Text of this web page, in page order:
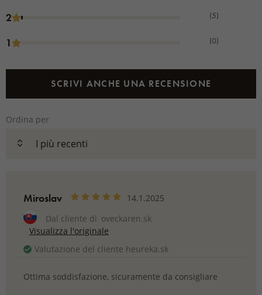
2 (5)
1 (0)
SCRIVI ANCHE UNA RECENSIONE
Ordina per
Miroslav
14.1.2025
Dal cliente di oveckaren.sk
Visualizza l'originale
Valutazione del cliente heureka.sk
Ottima soddisfazione, sicuramente da consigliare